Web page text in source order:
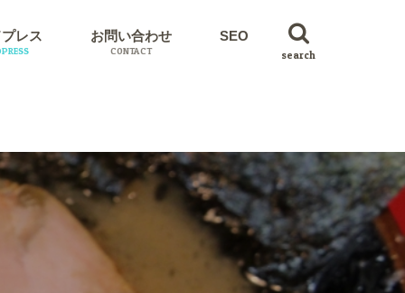
search
レス お問い合わせ
CONTACT
SEO